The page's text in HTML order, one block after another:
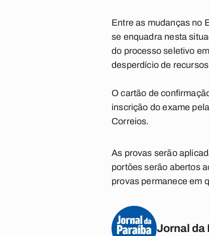
Entre as mudanças no
se enquadra nesta
do processo seletivo
desperdício de
O cartão de
inscrição do exame
Correios.
As provas serão
portões serão abertos
provas permanece em
Jornal da